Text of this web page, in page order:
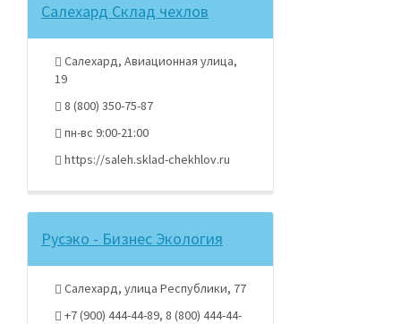
Салехард Склад чехлов
Салехард, Авиационная улица,
19
8 (800) 350-75-87
пн-вс 9:00-21:00
https://saleh.sklad-chekhlov.ru
Русэко - Бизнес Экология
Салехард, улица Республики, 77
+7 (900) 444-44-89, 8 (800) 444-44-